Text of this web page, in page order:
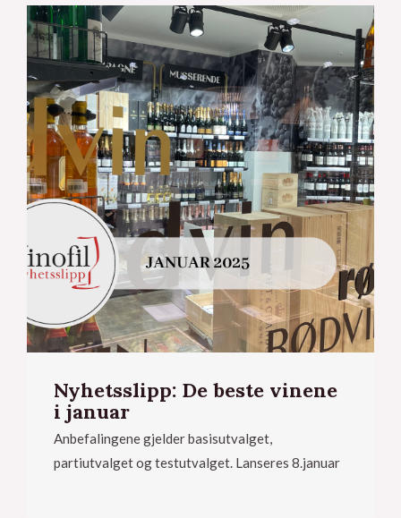
Nyhetsslipp: De beste vinene
i januar
Anbefalingene gjelder basisutvalget,
partiutvalget og testutvalget. Lanseres 8.januar